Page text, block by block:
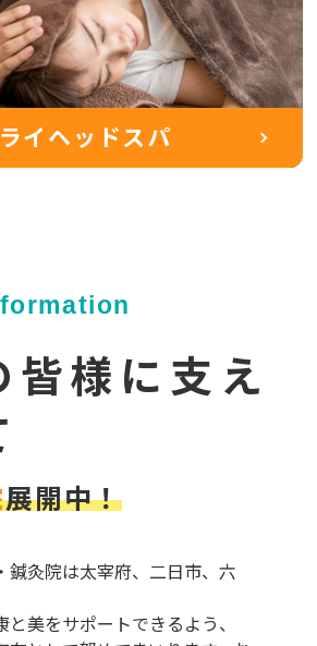
イヘッドスパ
皆様に支え
展開中！
鍼灸院は太宰府、二日市、六
美をサポートできるよう、